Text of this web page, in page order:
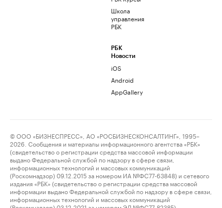
Школа
управления
РБК
РБК
Новости
iOS
Android
AppGallery
© ООО «БИЗНЕСПРЕСС», АО «РОСБИЗНЕСКОНСАЛТИНГ», 1995–
2026. Сообщения и материалы информационного агентства «РБК»
(свидетельство о регистрации средства массовой информации
выдано Федеральной службой по надзору в сфере связи,
информационных технологий и массовых коммуникаций
(Роскомнадзор) 09.12.2015 за номером ИА №ФС77-63848) и сетевого
издания «РБК» (свидетельство о регистрации средства массовой
информации выдано Федеральной службой по надзору в сфере связи,
информационных технологий и массовых коммуникаций